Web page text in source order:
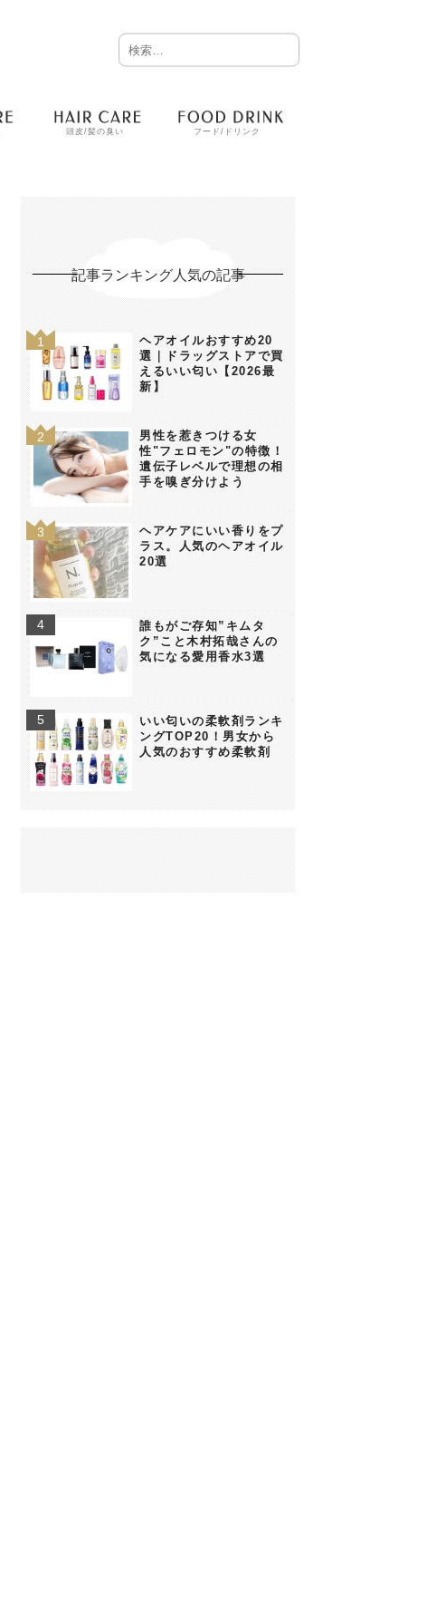
頭皮/髪の臭い フード/ドリンク
記事ランキング人気の記事
ヘアオイルおすすめ20
選｜ドラッグストアで買
えるいい匂い【2026最
新】
男性を惹きつける女
性"フェロモン"の特徴！
遺伝子レベルで理想の相
手を嗅ぎ分けよう
ヘアケアにいい香りをプ
ラス。人気のヘアオイル
20選
誰もがご存知”キムタ
ク”こと木村拓哉さんの
気になる愛用香水3選
いい匂いの柔軟剤ランキ
ングTOP20！男女から
人気のおすすめ柔軟剤